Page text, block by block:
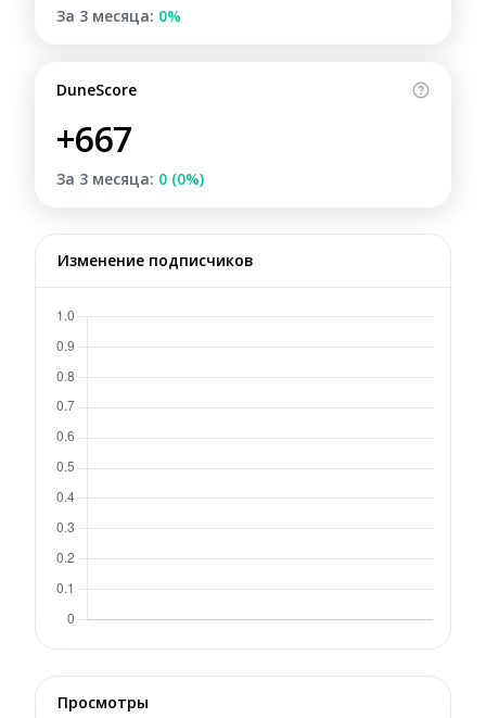
За 3 месяца: 0%
DuneScore
+667
За 3 месяца: 0 (0%)
Изменение подписчиков
Просмотры